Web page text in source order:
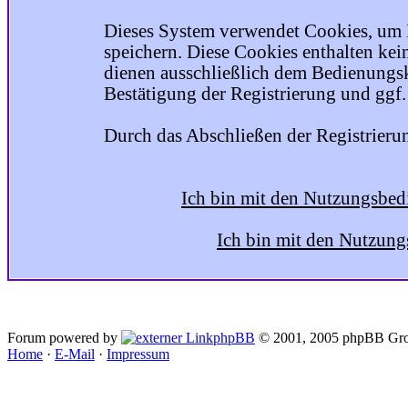
Dieses System verwendet Cookies,
speichern. Diese Cookies enthalten
dienen ausschließlich dem
Bestätigung der Registrierung und ggf.
Durch das Abschließen der
Ich bin mit den
Ich bin mit den
Forum powered by phpBB © 2001, 2005 phpBB
Home · E-Mail · Impressum